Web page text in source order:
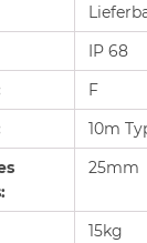
IP 68
F
10m
25mm
15kg